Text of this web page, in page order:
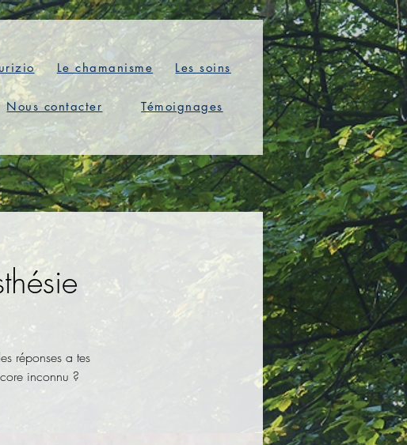
Le chamanisme Les soins
Nous contacter Témoignages
réponses a tes
inconnu ?